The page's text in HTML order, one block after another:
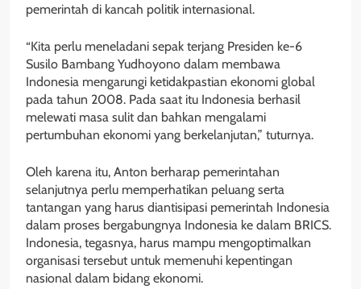
pemerintah di kancah politik internasional.
“Kita perlu meneladani sepak terjang Presiden ke-6
Susilo Bambang Yudhoyono dalam membawa
Indonesia mengarungi ketidakpastian ekonomi global
pada tahun 2008. Pada saat itu Indonesia berhasil
melewati masa sulit dan bahkan mengalami
pertumbuhan ekonomi yang berkelanjutan,” tuturnya.
Oleh karena itu, Anton berharap pemerintahan
selanjutnya perlu memperhatikan peluang serta
tantangan yang harus diantisipasi pemerintah Indonesia
dalam proses bergabungnya Indonesia ke dalam BRICS.
Indonesia, tegasnya, harus mampu mengoptimalkan
organisasi tersebut untuk memenuhi kepentingan
nasional dalam bidang ekonomi.